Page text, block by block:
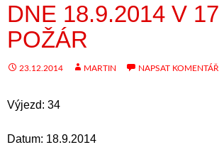
DNE 18.9.2014 V
POŽÁR
23.12.2014 MARTIN NAPSAT KOMENTÁŘ
Výjezd: 34
Datum: 18.9.2014